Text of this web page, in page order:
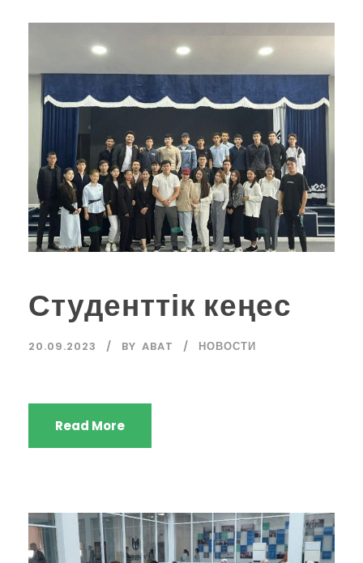
Студенттік кеңес
20.09.2023 BY ABAT НОВОСТИ
Read More